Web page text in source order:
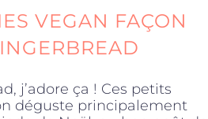
VEGAN FAÇON
j’adore ça ! Ces petits
déguste principalement